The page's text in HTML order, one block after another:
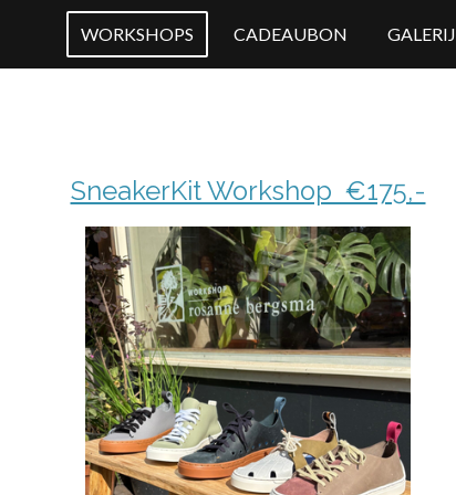
WORKSHOPS CADEAUBON GALERIJ
SneakerKit Workshop €175,-